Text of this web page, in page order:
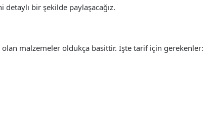
bir şekilde paylaşacağız.
olan malzemeler oldukça basittir. İşte tarif için gerekenler: